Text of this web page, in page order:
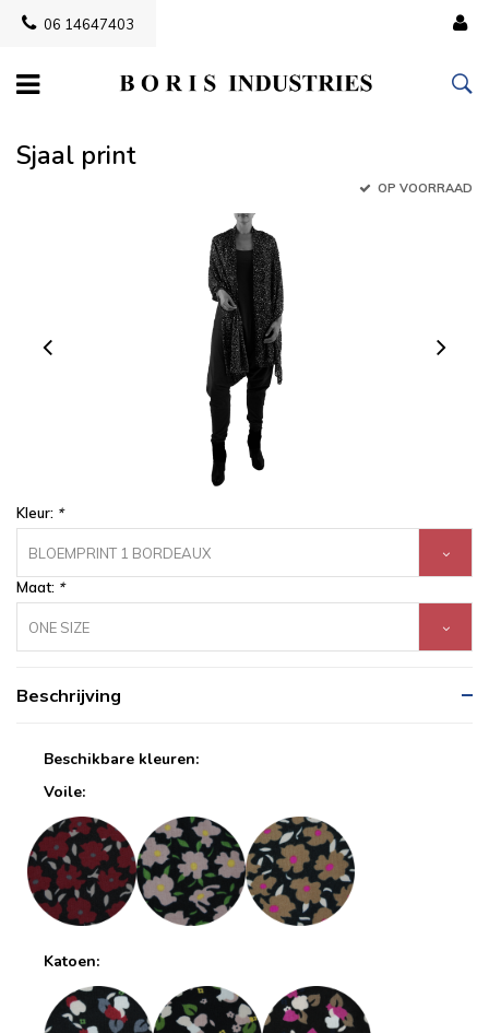
06 14647403
Sjaal print
OP VOORRAAD
Kleur: *
BLOEMPRINT 1 BORDEAUX
Maat: *
ONE SIZE
Beschrijving
Beschikbare kleuren:
Voile:
Katoen: